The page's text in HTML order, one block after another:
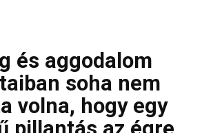
és aggodalom
soha nem
volna, hogy egy